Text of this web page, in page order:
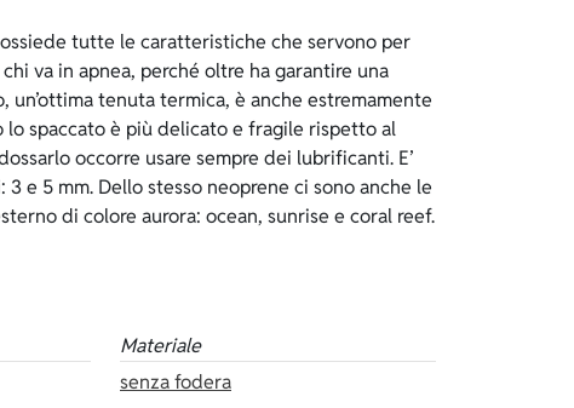
di colore aurora: ocean, sunrise e coral reef.
Materiale
senza fodera